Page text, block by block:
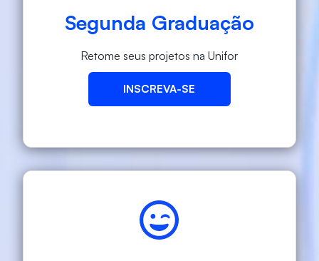
Segunda Graduação
Retome seus projetos na Unifor
INSCREVA-SE